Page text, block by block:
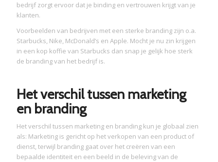
bedrijf zorgt ervoor dat je binding en vertrouwen krijgt van je
klanten.
Voorbeelden van bedrijven met een sterke branding zijn o.a.
Starbucks, Nike, McDonald’s en Apple. Mocht je nu zin krijgen
in een kop koffie van Starbucks dan snap je gelijk hoe sterk
de branding van het bedrijf is.
Het verschil tussen marketing
en branding
Het verschil tussen marketing en branding kun je globaal zien
als: Marketing is gericht op het verkopen van een product of
dienst, terwijl branding gaat over het creëren van een
bepaalde identiteit en een beeld in de beleving van de